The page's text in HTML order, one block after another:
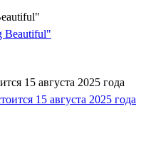
15 августа 2025 года